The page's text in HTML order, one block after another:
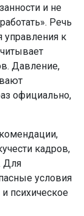
и не
Речь
управления к
Давление,
официально,
кадров,
Для
условия
психическое